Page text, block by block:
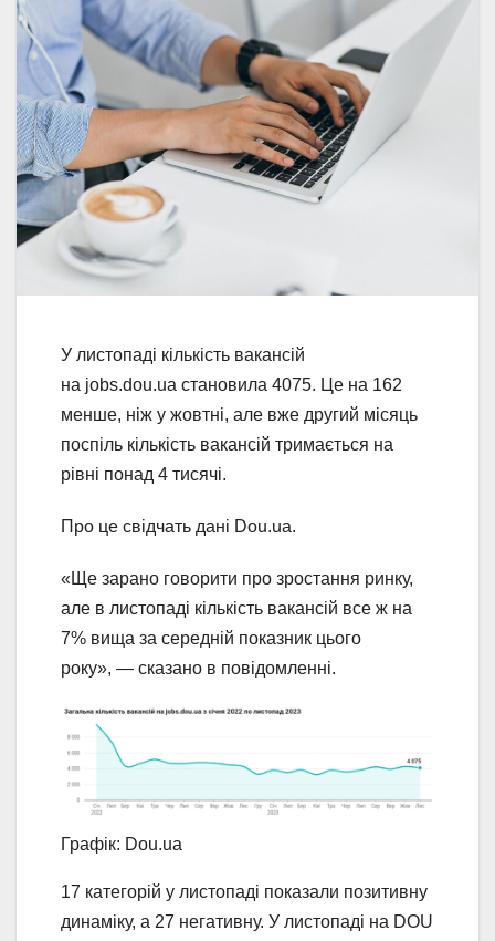
У листопаді кількість вакансій
на jobs.dou.ua становила 4075. Це на 162
менше, ніж у жовтні, але вже другий місяць
поспіль кількість вакансій тримається на
рівні понад 4 тисячі.
Про це свідчать дані Dou.ua.
«Ще зарано говорити про зростання ринку,
але в листопаді кількість вакансій все ж на
7% вища за середній показник цього
року», — сказано в повідомленні.
Графік: Dou.ua
17 категорій у листопаді показали позитивну
динаміку, а 27 негативну. У листопаді на DOU